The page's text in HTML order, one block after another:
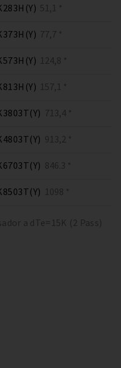
51,1 *
77,7 *
124,8 *
157,1 *
713,4 *
913,2 *
846.3 *
1098 *
a dTe=15K (2 Pass)